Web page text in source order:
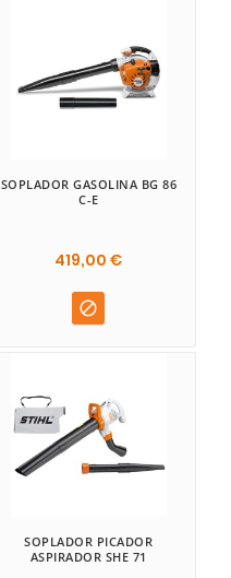
SOPLADOR GASOLINA BG 86
C-E
419,00 €

SOPLADOR PICADOR
ASPIRADOR SHE 71